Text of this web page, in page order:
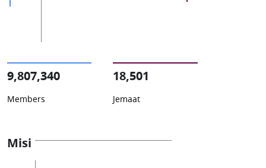
9,807,340
Members
18,501
Jemaat
Misi